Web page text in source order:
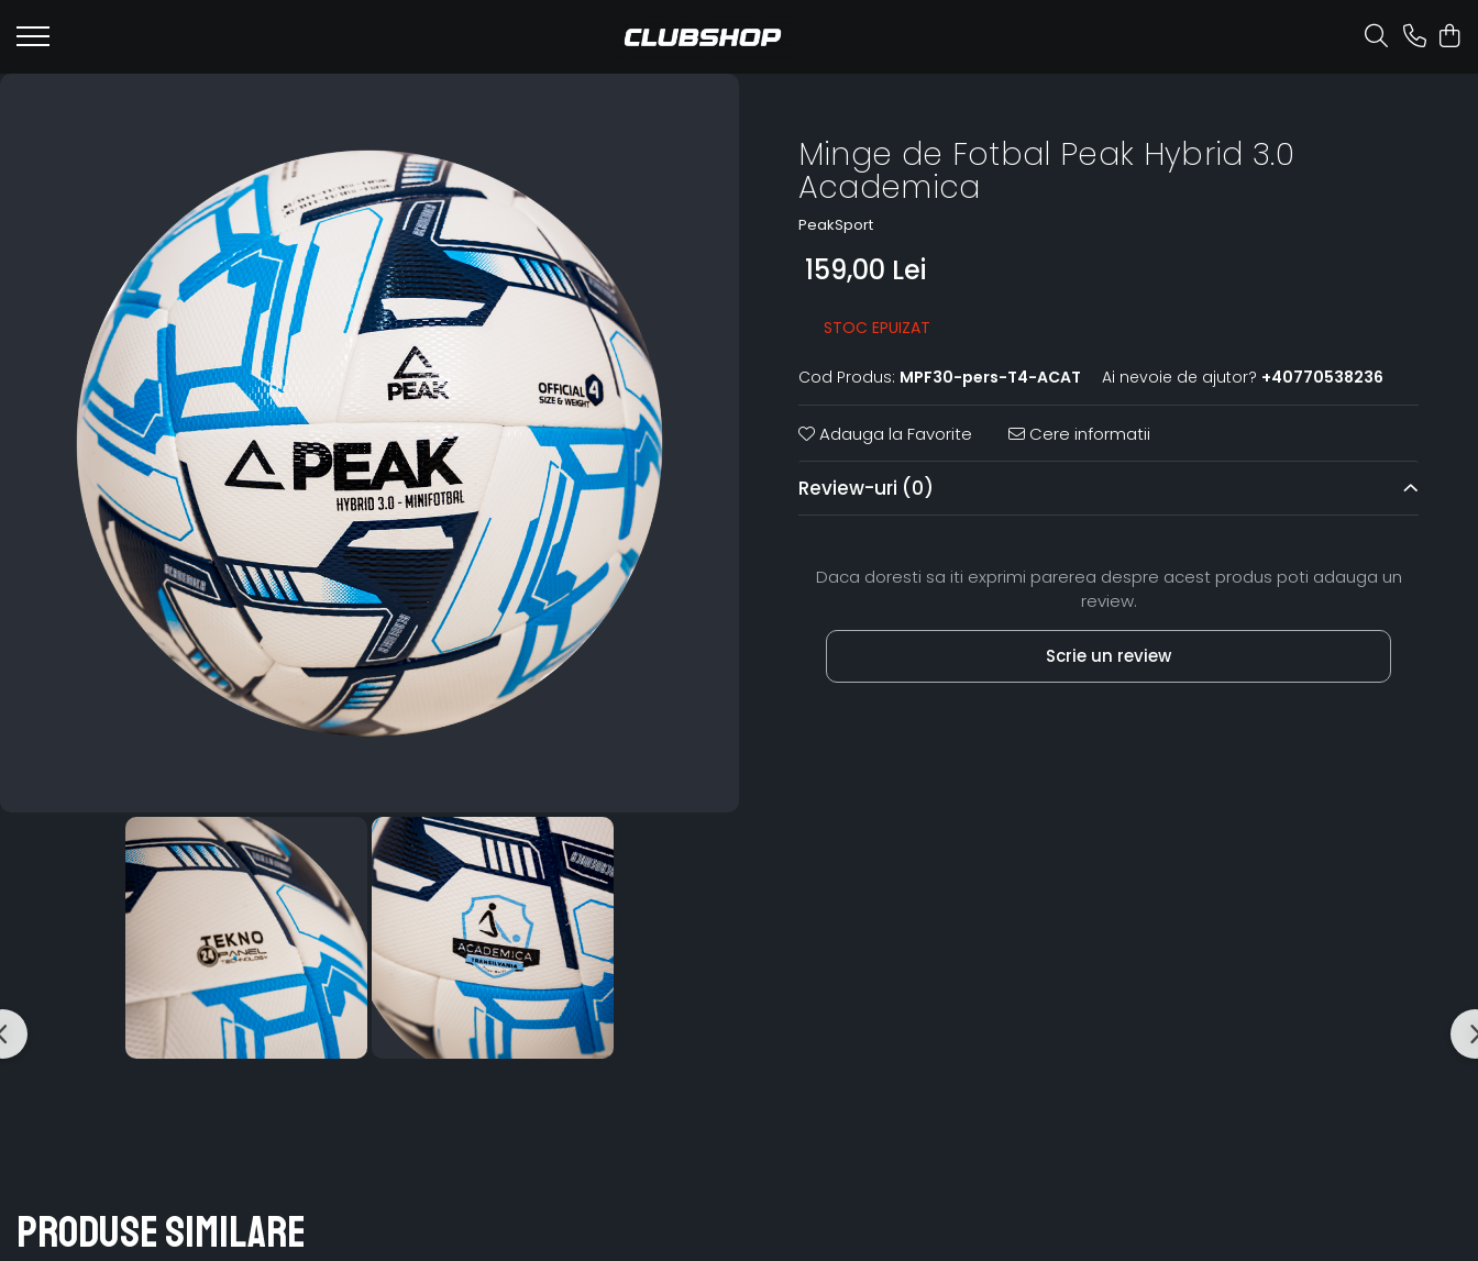
Minge de Fotbal Peak Hybrid 3.0
Academica
PeakSport
159,00 Lei
STOC EPUIZAT
Cod Produs: MPF30-pers-T4-ACAT Ai nevoie de ajutor? +40770538236
Adauga la Favorite Cere informatii
Review-uri (0)
Daca doresti sa iti exprimi parerea despre acest produs poti adauga un
review.
Scrie un review
Produse similare